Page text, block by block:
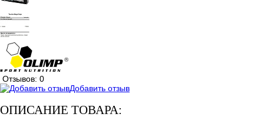
Отзывов: 0
Добавить отзыв
ОПИСАНИЕ ТОВАРА: